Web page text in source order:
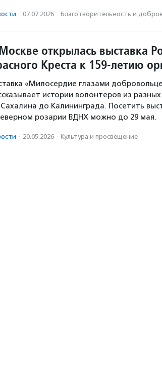
· 07.07.2026 · Благотвори­тель­ность и
открылась выставка
Креста к 159-летию
«Милосердие глазами
истории волонтеров из
до Калининграда. Посетить
розарии ВДНХ можно до 29 мая.
· 20.05.2026 · Культура и просвещение